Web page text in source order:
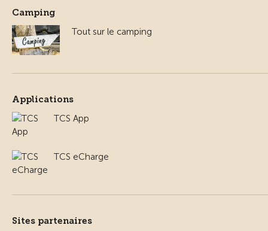
Camping
Tout sur le camping
Applications
TCS App
TCS eCharge
Sites partenaires